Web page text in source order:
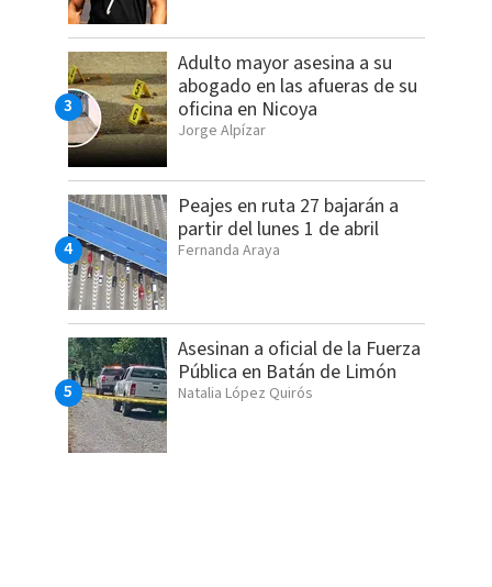
Adulto mayor asesina a su
abogado en las afueras de su
oficina en Nicoya
Jorge Alpízar
Peajes en ruta 27 bajarán a
partir del lunes 1 de abril
Fernanda Araya
Asesinan a oficial de la Fuerza
Pública en Batán de Limón
Natalia López Quirós